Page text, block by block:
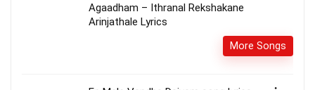
Agaadham – Ithranal Rekshakane
Arinjathale Lyrics
More Songs